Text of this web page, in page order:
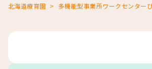
北海道療育園 多機能型事業所ワークセンター